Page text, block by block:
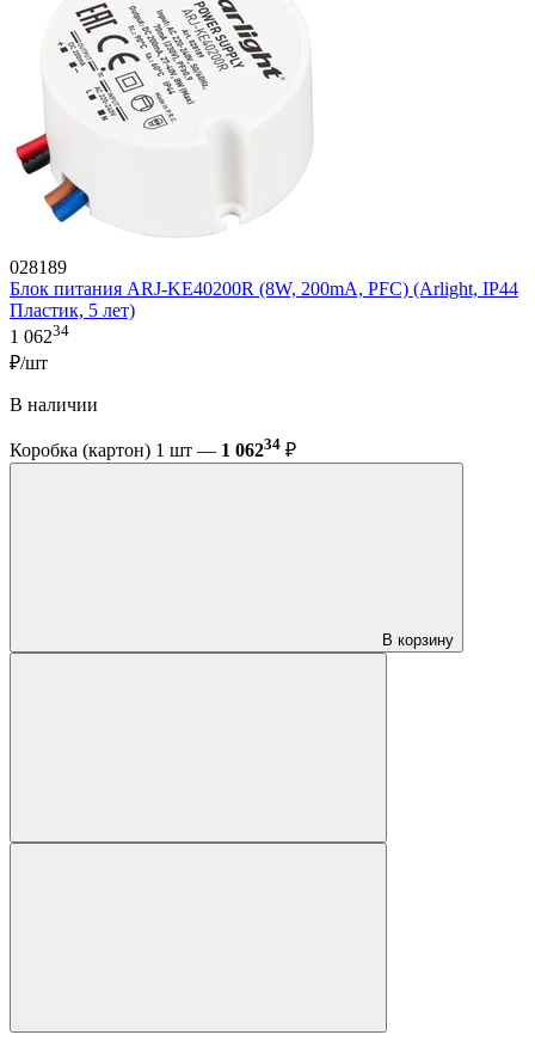
028189
Блок питания ARJ-KE40200R (8W, 200mA, PFC) (Arlight, IP44
Пластик, 5 лет)
1 06234
₽/шт
В наличии
Коробка (картон) 1 шт — 1 06234 ₽
В корзину